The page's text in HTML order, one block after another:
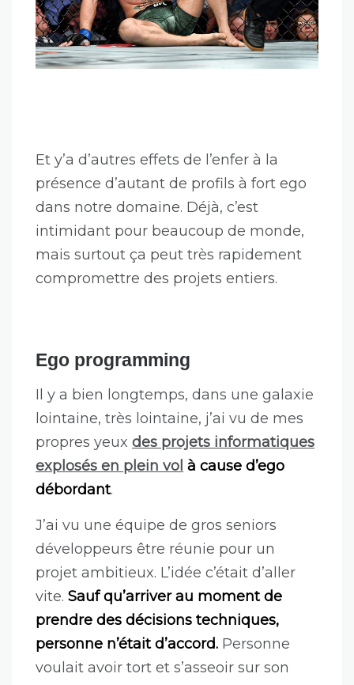
brutale.
Et y’a d’autres effets de l’enfer à la
présence d’autant de profils à fort ego
dans notre domaine. Déjà, c’est
intimidant pour beaucoup de monde,
mais surtout ça peut très rapidement
compromettre des projets entiers.
Ego programming
Il y a bien longtemps, dans une galaxie
lointaine, très lointaine, j’ai vu de mes
propres yeuxdes projets informatiques
explosés en plein vol à cause d’ego